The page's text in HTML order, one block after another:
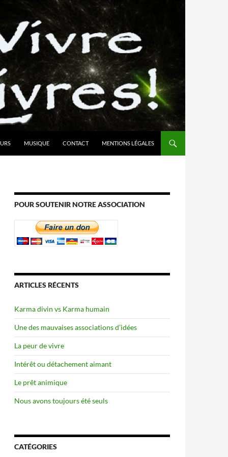
MUSIQUE CONTACT MENTIONS LÉGALES
POUR SOUTENIR NOTRE ASSOCIATION
ARTICLES RÉCENTS
Karma divin vs Karma humain
Une des mauvaises associations d’idées
La peur de vivre
Intérêt ou détachement aimant
Le prêt animique
Nous avons toujours été seuls
CATÉGORIES